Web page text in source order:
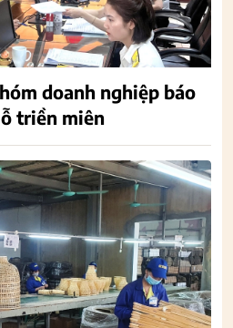
doanh nghiệp báo
triền miên